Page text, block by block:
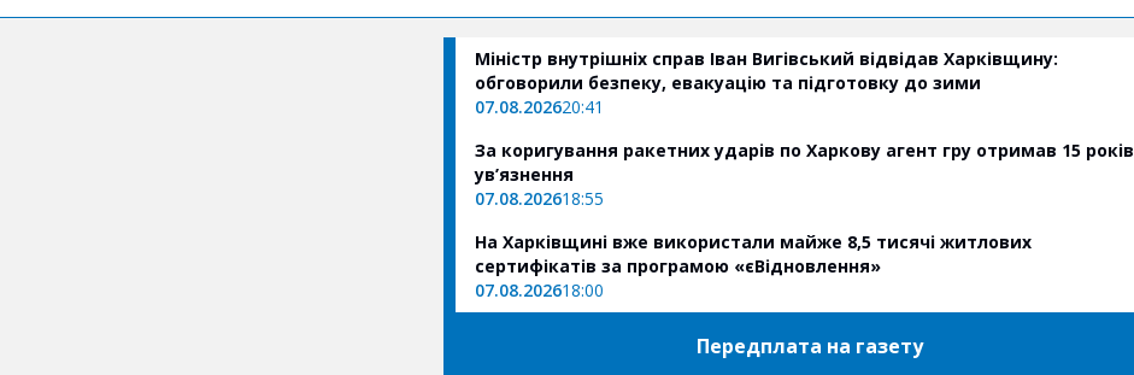
Міністр внутрішніх справ Іван Вигівський відвідав Харківщину:
обговорили безпеку, евакуацію та підготовку до зими
07.08.202620:41
За коригування ракетних ударів по Харкову агент гру отримав 15 років
ув’язнення
07.08.202618:55
На Харківщині вже використали майже 8,5 тисячі житлових
сертифікатів за програмою «єВідновлення»
07.08.202618:00
Передплата на газету